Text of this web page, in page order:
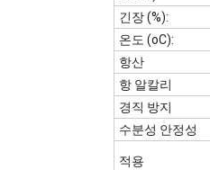
긴장 (%):
온도 (oC):
항산
항 알칼리
경직 방지
수분성 안정성
적용